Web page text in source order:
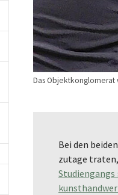
Das Objektkonglomerat
Bei den
zutage traten,
Studiengangs